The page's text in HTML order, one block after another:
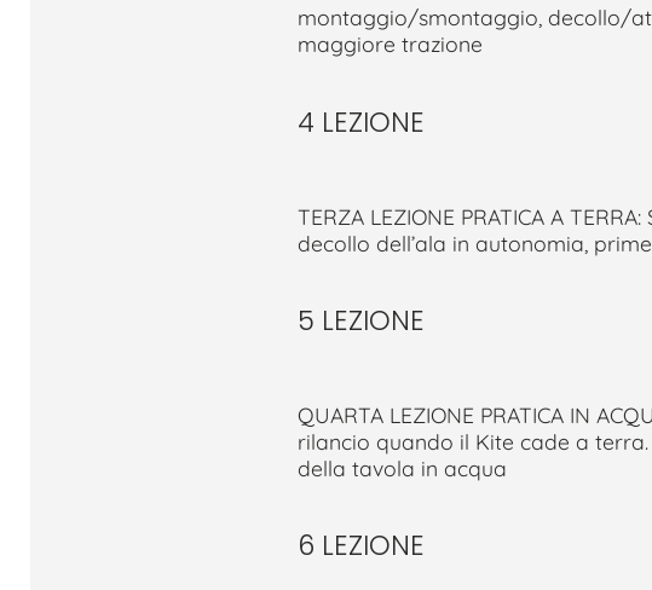
montaggio/smontaggio, decollo/
maggiore trazione
4 LEZIONE
TERZA LEZIONE PRATICA A
decollo dell’ala in autonomia,
5 LEZIONE
QUARTA LEZIONE PRATICA IN
rilancio quando il Kite cade a
della tavola in acqua
6 LEZIONE